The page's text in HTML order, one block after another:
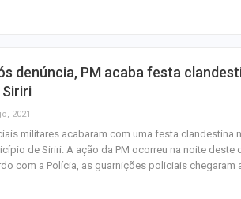
denúncia, PM acaba festa
Siriri
2021
militares acabaram com uma festa clandestina
de Siriri. A ação da PM ocorreu na noite deste
com a Polícia, as guarnições policiais chegaram